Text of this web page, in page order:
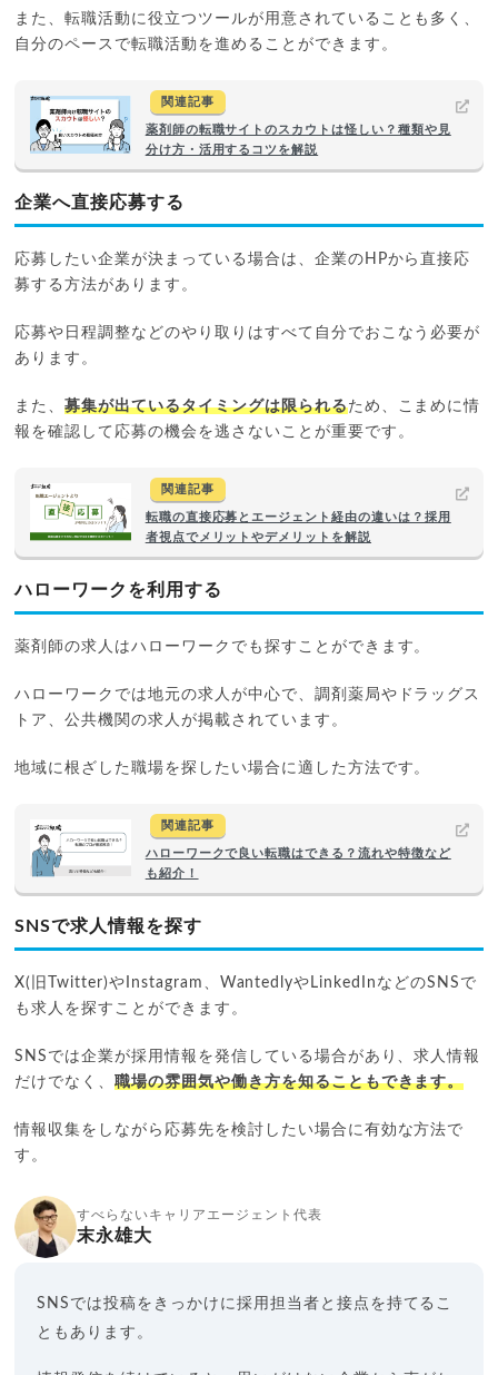
また、転職活動に役立つツールが用意されていることも多く、
自分のペースで転職活動を進めることができます。
関連記事
薬剤師の転職サイトのスカウトは怪しい？種類や見
分け方・活用するコツを解説
企業へ直接応募する
応募したい企業が決まっている場合は、企業のHPから直接応
募する方法があります。
応募や日程調整などのやり取りはすべて自分でおこなう必要が
あります。
また、募集が出ているタイミングは限られるため、こまめに情
報を確認して応募の機会を逃さないことが重要です。
関連記事
転職の直接応募とエージェント経由の違いは？採用
者視点でメリットやデメリットを解説
ハローワークを利用する
薬剤師の求人はハローワークでも探すことができます。
ハローワークでは地元の求人が中心で、調剤薬局やドラッグス
トア、公共機関の求人が掲載されています。
地域に根ざした職場を探したい場合に適した方法です。
関連記事
ハローワークで良い転職はできる？流れや特徴など
も紹介！
SNSで求人情報を探す
X(旧Twitter)やInstagram、WantedlyやLinkedInなどのSNSで
も求人を探すことができます。
SNSでは企業が採用情報を発信している場合があり、求人情報
だけでなく、職場の雰囲気や働き方を知ることもできます。
情報収集をしながら応募先を検討したい場合に有効な方法で
す。
すべらないキャリアエージェント代表
末永雄大
SNSでは投稿をきっかけに採用担当者と接点を持てるこ
ともあります。